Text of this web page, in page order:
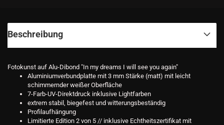
Beschreibung
Fotokunst auf Alu-Dibond "In my dreams I will see you again"
Aluminiumverbundplatte mit 3 mm Stärke (matt) mit leicht
schimmernder weißer Oberfläche
7-Farb-UV-Direktdruck inklusive Lightfarben
extrem stabil, biegefest und witterungsbeständig
Profilaufhängung
Limitierte Edition 2 von 5 // inklusive Echtheitszertifikat mit